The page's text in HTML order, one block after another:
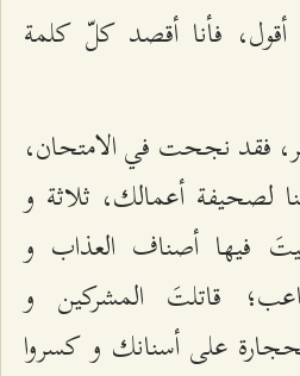
أقول، فأنا أقصد كلّ كلمة
فقد نجحت في الامتحان،
أعمالك، ثلاثة و
فيها أصناف العذاب و
قاتلتَ المشركين و
على أسنانك و كسروا